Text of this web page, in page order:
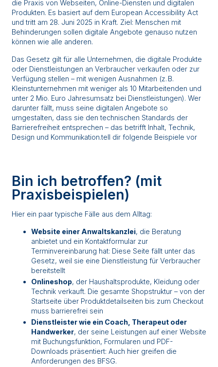
die Praxis von Webseiten, Online-Diensten und digitalen
Produkten. Es basiert auf dem European Accessibility Act
und tritt am 28. Juni 2025 in Kraft. Ziel: Menschen mit
Behinderungen sollen digitale Angebote genauso nutzen
können wie alle anderen.
Das Gesetz gilt für alle Unternehmen, die digitale Produkte
oder Dienstleistungen an Verbraucher verkaufen oder zur
Verfügung stellen – mit wenigen Ausnahmen (z. B.
Kleinstunternehmen mit weniger als 10 Mitarbeitenden und
unter 2 Mio. Euro Jahresumsatz bei Dienstleistungen). Wer
darunter fällt, muss seine digitalen Angebote so
umgestalten, dass sie den technischen Standards der
Barrierefreiheit entsprechen – das betrifft Inhalt, Technik,
Design und Kommunikation.tell dir folgende Beispiele vor
Bin ich betroffen? (mit
Praxisbeispielen)
Hier ein paar typische Fälle aus dem Alltag:
Website einer Anwaltskanzlei, die Beratung
anbietet und ein Kontaktformular zur
Terminvereinbarung hat: Diese Seite fällt unter das
Gesetz, weil sie eine Dienstleistung für Verbraucher
bereitstellt
Onlineshop, der Haushaltsprodukte, Kleidung oder
Technik verkauft. Die gesamte Shopstruktur – von der
Startseite über Produktdetailseiten bis zum Checkout
muss barrierefrei sein
Dienstleister wie ein Coach, Therapeut oder
Handwerker, der seine Leistungen auf einer Website
mit Buchungsfunktion, Formularen und PDF-
Downloads präsentiert: Auch hier greifen die
Anforderungen des BFSG.